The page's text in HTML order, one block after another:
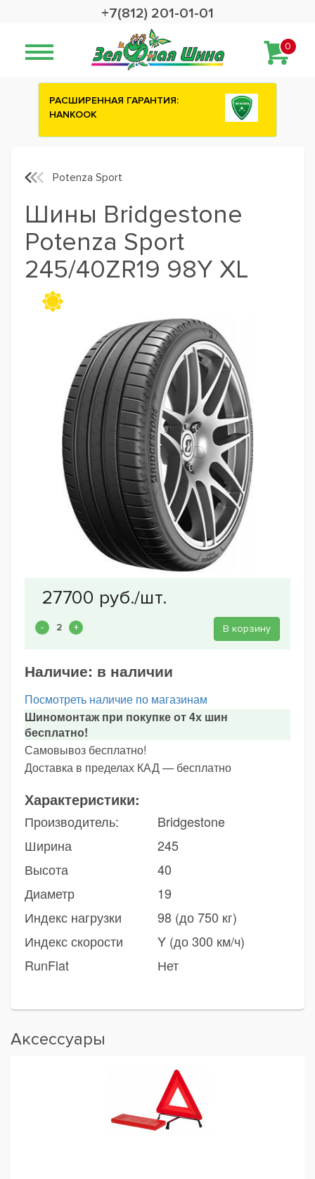
+7(812) 201-01-01
0
Сashback 2500 рублей на зимние
Potenza Sport
Шины Bridgestone
Potenza Sport
245/40ZR19 98Y XL
В корзину
Наличие: в наличии
Посмотреть наличие по магазинам
Шиномонтаж при покупке от 4х шин
бесплатно!
Самовывоз бесплатно!
Доставка в пределах КАД — бесплатно
Характеристики:
Производитель:
Bridgestone
Ширина
245
Высота
40
Диаметр
19
Индекс нагрузки
98 (до 750 кг)
Индекс скорости
Y (до 300 км/ч)
RunFlat
Нет
Аксессуары